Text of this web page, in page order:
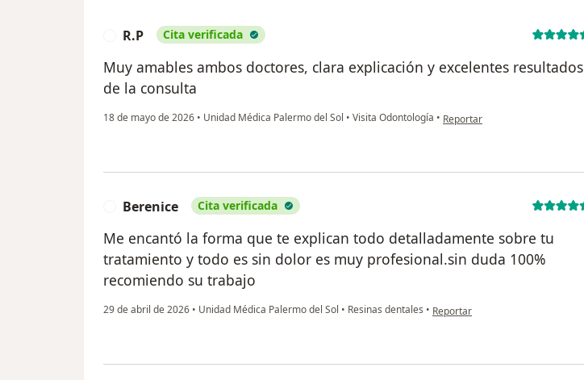
R.P Cita verificada
Muy amables ambos doctores, clara explicación y excelentes resultados
de la consulta
18 de mayo de 2026 • Unidad Médica Palermo del Sol • Visita Odontología • en opinión del usuario R.P
Reportar
Berenice Cita verificada
Me encantó la forma que te explican todo detalladamente sobre tu
tratamiento y todo es sin dolor es muy profesional.sin duda 100%
recomiendo su trabajo
29 de abril de 2026 • Unidad Médica Palermo del Sol • Resinas dentales • en opinión del usuario Berenice
Reportar